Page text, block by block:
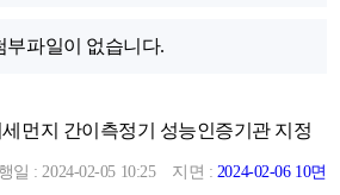
부파일이 없습니다.
먼지 간이측정기 성능인증기관 지정
일 : 2024-02-05 10:25 지면 : 2024-02-06 10면